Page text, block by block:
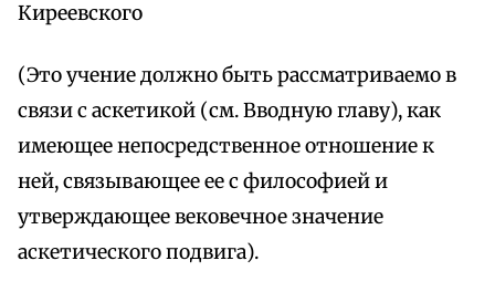
Киреевского
(Это учение должно быть рассматриваемо в
связи с аскетикой (см. Вводную главу), как
имеющее непосредственное отношение к
ней, связывающее ее с философией и
утверждающее вековечное значение
аскетического подвига).